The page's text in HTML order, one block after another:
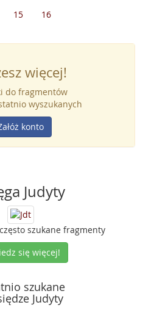
15 16
więcej!
do fragmentów
wyszukanych
konto
Judyty
szukane fragmenty
się więcej!
szukane
Judyty